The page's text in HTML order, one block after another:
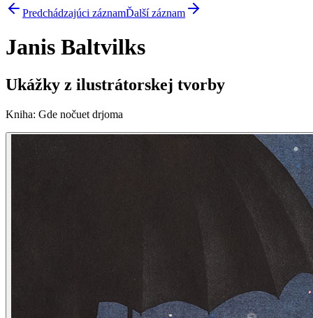
Predchádzajúci záznamĎalší záznam
Janis Baltvilks
Ukážky z ilustrátorskej tvorby
Kniha: Gde nočuet drjoma